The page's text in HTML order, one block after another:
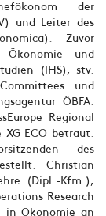
der
und Leiter des
Zuvor
und
(IHS), stv.
und
ÖBFA.
Regional
XG ECO betraut.
des
Christian
(Dipl.-Kfm.),
Research
in Ökonomie an